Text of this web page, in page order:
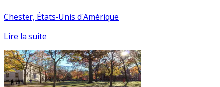
Chester, États-Unis d'Amérique
Lire la suite